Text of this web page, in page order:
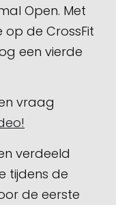
Open. Met
de CrossFit
een vierde
vraag
verdeeld
tijdens de
de eerste